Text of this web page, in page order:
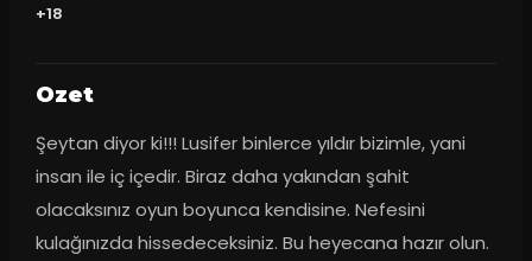
+18
Ozet
Şeytan diyor ki!!! Lusifer binlerce yıldır bizimle, yani
insan ile iç içedir. Biraz daha yakından şahit
olacaksınız oyun boyunca kendisine. Nefesini
kulağınızda hissedeceksiniz. Bu heyecana hazır olun.